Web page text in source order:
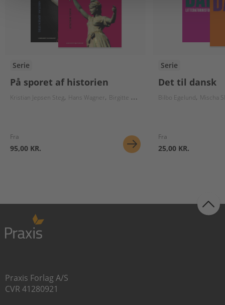
Serie
På sporet af historien
Kristian Jepsen Steg Hans Wagner Birgitte Herløv Lars Christiansen
Fra
95,00 KR.
Serie
Det til dansk
Bilbo Egelund Mischa
Fra
25,00 KR.
Praxis Forlag A/S
CVR 41280921